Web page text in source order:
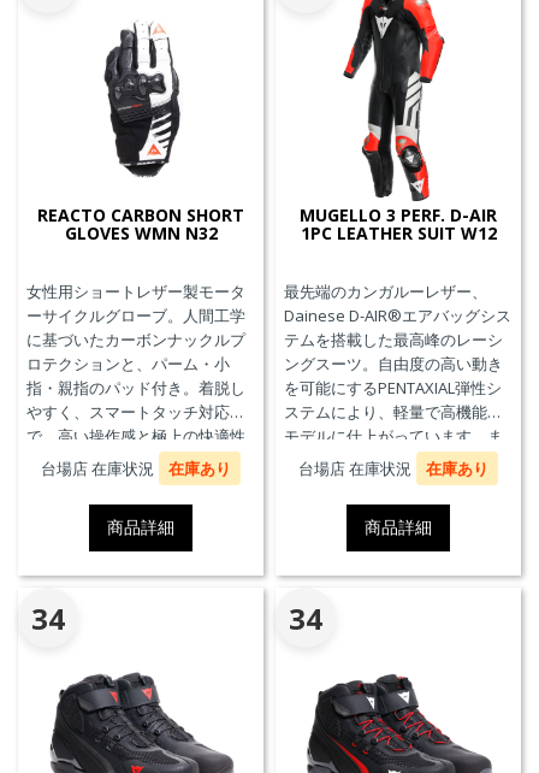
REACTO CARBON SHORT
GLOVES WMN N32
女性用ショートレザー製モータ
ーサイクルグローブ。人間工学
に基づいたカーボンナックルプ
ロテクションと、パーム・小
指・親指のパッド付き。着脱し
やすく、スマートタッチ対応
で、高い操作感と極上の快適性
を実現。
台場店 在庫状況 在庫あり
商品詳細
MUGELLO 3 PERF. D-AIR
1PC LEATHER SUIT W12
最先端のカンガルーレザー、
Dainese D-AIR®エアバッグシス
テムを搭載した最高峰のレーシ
ングスーツ。自由度の高い動き
を可能にするPENTAXIAL弾性シ
ステムにより、軽量で高機能な
モデルに仕上がっています。ま
た、エアバッグ本体が最大3回の
起爆まで繰り返し利用可能な
Triple-Activation D-air®Racing
エアバッグを搭載しています。
※別途ジェネレーター(ガス発生
器本体)の交換が必要です。MFJ
公認モデル。
台場店 在庫状況 在庫あり
商品詳細
34 34